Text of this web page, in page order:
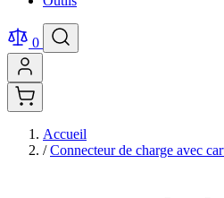
0
Accueil
/ Connecteur de charge avec